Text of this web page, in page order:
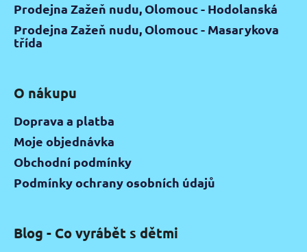
Prodejna Zažeň nudu, Olomouc - Hodolanská
Prodejna Zažeň nudu, Olomouc - Masarykova
třída
O nákupu
Doprava a platba
Moje objednávka
Obchodní podmínky
Podmínky ochrany osobních údajů
Blog - Co vyrábět s dětmi